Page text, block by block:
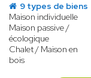
9 types de biens
Maison individuelle
Maison passive /
écologique
Chalet / Maison en
bois